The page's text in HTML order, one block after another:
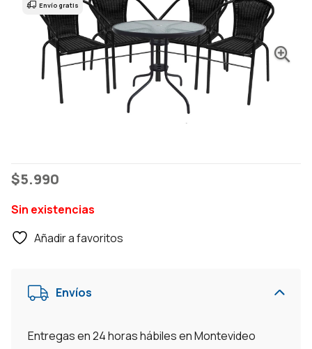
Envío gratis
$5.990
Sin existencias
Añadir a favoritos
Envíos
Entregas en 24 horas hábiles en Montevideo